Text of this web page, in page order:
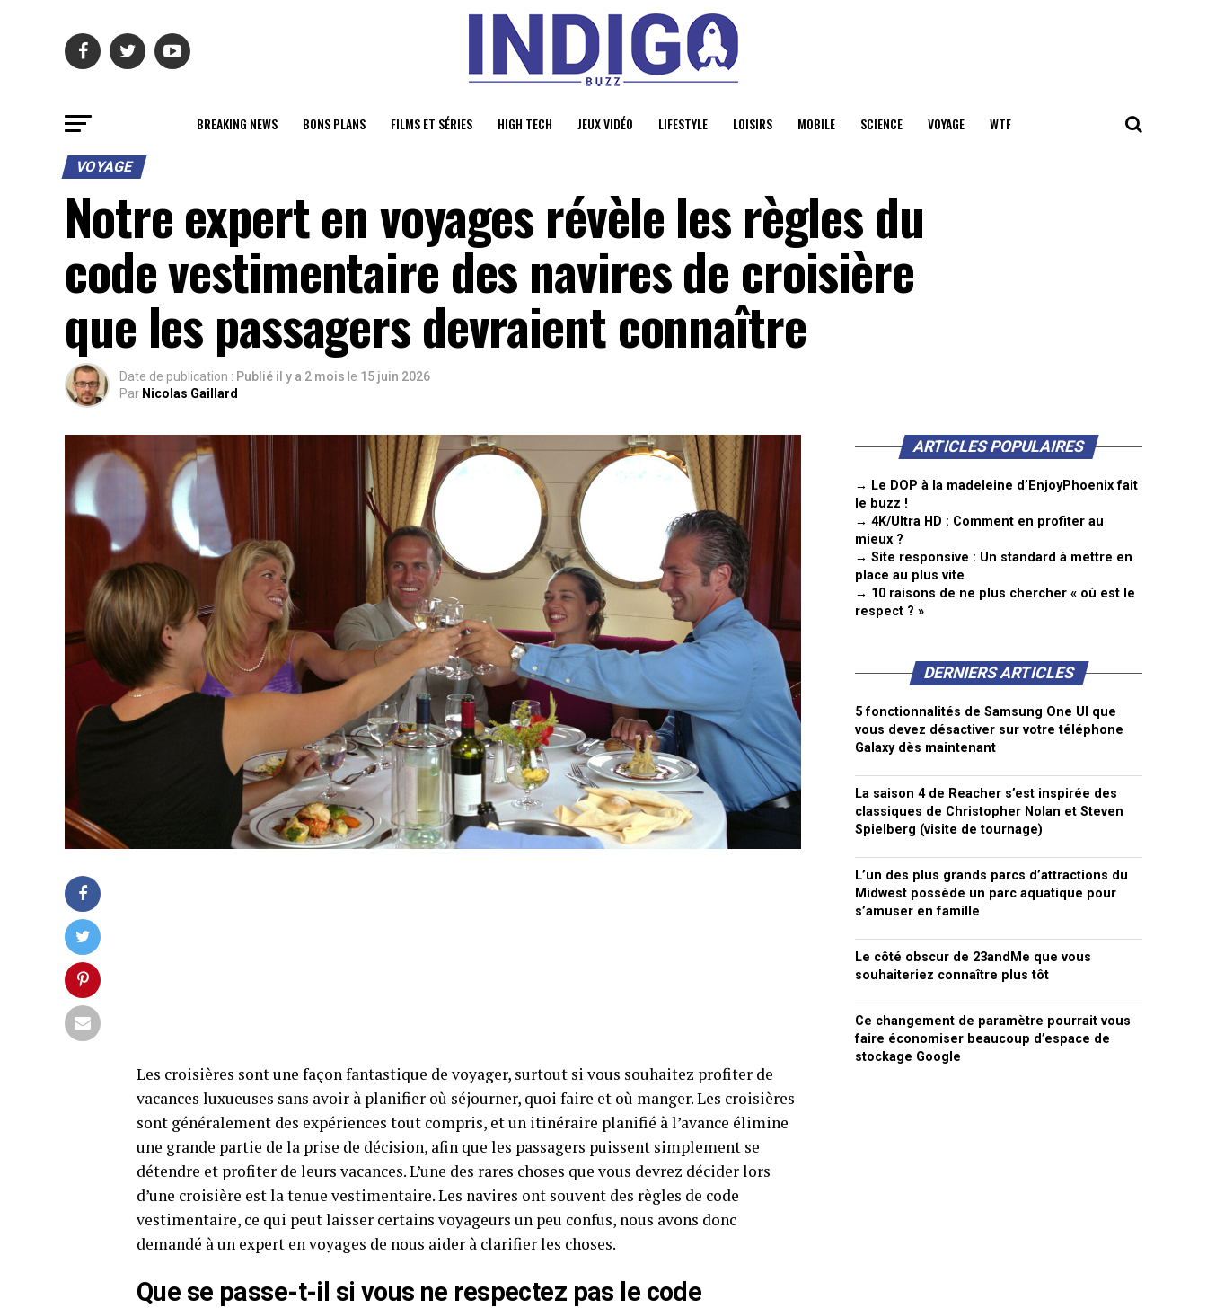
BREAKING NEWS BONS PLANS FILMS ET SÉRIES HIGH TECH JEUX VIDÉO LIFESTYLE LOISIRS MOBILE SCIENCE VOYAGE WTF
VOYAGE
Notre expert en voyages révèle les règles du
code vestimentaire des navires de croisière
que les passagers devraient connaître
Date de publication : Publié il y a 2 mois le 15 juin 2026
Par Nicolas Gaillard
Les croisières sont une façon fantastique de voyager, surtout si vous souhaitez profiter de
vacances luxueuses sans avoir à planifier où séjourner, quoi faire et où manger. Les croisières
sont généralement des expériences tout compris, et un itinéraire planifié à l’avance élimine
une grande partie de la prise de décision, afin que les passagers puissent simplement se
détendre et profiter de leurs vacances. L’une des rares choses que vous devrez décider lors
d’une croisière est la tenue vestimentaire. Les navires ont souvent des règles de code
vestimentaire, ce qui peut laisser certains voyageurs un peu confus, nous avons donc
demandé à un expert en voyages de nous aider à clarifier les choses.
Que se passe-t-il si vous ne respectez pas le code
ARTICLES POPULAIRES
→ Le DOP à la madeleine d’EnjoyPhoenix fait
le buzz !
→ 4K/Ultra HD : Comment en profiter au
mieux ?
→ Site responsive : Un standard à mettre en
place au plus vite
→ 10 raisons de ne plus chercher « où est le
respect ? »
DERNIERS ARTICLES
5 fonctionnalités de Samsung One UI que
vous devez désactiver sur votre téléphone
Galaxy dès maintenant
La saison 4 de Reacher s’est inspirée des
classiques de Christopher Nolan et Steven
Spielberg (visite de tournage)
L’un des plus grands parcs d’attractions du
Midwest possède un parc aquatique pour
s’amuser en famille
Le côté obscur de 23andMe que vous
souhaiteriez connaître plus tôt
Ce changement de paramètre pourrait vous
faire économiser beaucoup d’espace de
stockage Google